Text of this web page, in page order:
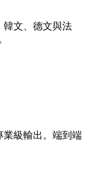
韓文、德文與法
業級輸出。端到端